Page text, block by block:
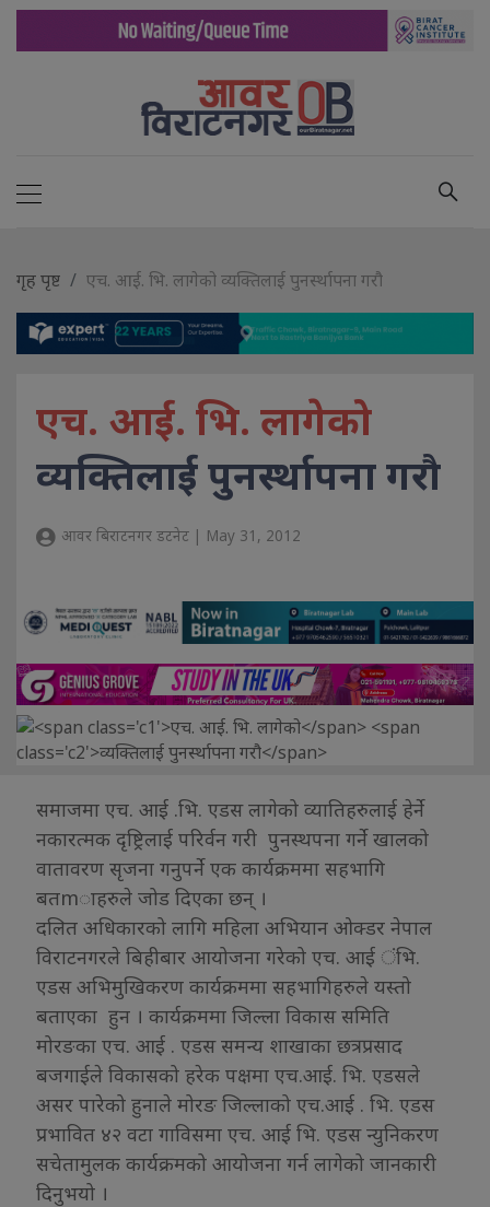
गृह पृष्ट एच. आई. भि. लागेको व्यक्तिलाई पुनर्स्थापना गरौ
एच. आई. भि. लागेको
व्यक्तिलाई पुनर्स्थापना गरौ
आवर बिराटनगर डटनेट | May 31, 2012
समाजमा एच. आई .भि. एडस लागेको व्यातिहरुलाई हेर्ने
नकारत्मक दृष्ट्रिलाई परिर्वन गरी पुनस्थपना गर्ने खालको
वातावरण सृजना गनुपर्ने एक कार्यक्रममा सहभागि
बतmाहरुले जोड दिएका छन् ।
दलित अधिकारको लागि महिला अभियान ओक्डर नेपाल
विराटनगरले बिहीबार आयोजना गरेको एच. आई ंभि.
एडस अभिमुखिकरण कार्यक्रममा सहभागिहरुले यस्तो
बताएका हुन । कार्यक्रममा जिल्ला विकास समिति
मोरङका एच. आई . एडस समन्य शाखाका छत्रप्रसाद
बजगाईले विकासको हरेक पक्षमा एच.आई. भि. एडसले
असर पारेको हुनाले मोरङ जिल्लाको एच.आई . भि. एडस
प्रभावित ४२ वटा गाविसमा एच. आई भि. एडस न्युनिकरण
सचेतामुलक कार्यक्रमको आयोजना गर्न लागेको जानकारी
दिनुभयो ।